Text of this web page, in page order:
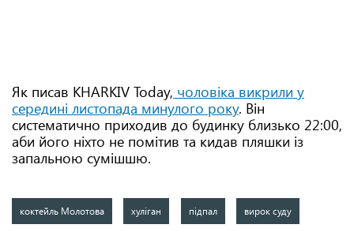
Як писав KHARKIV Today, чоловіка викрили у
середині листопада минулого року. Він
систематично приходив до будинку близько 22:00,
аби його ніхто не помітив та кидав пляшки із
запальною сумішшю.
коктейль Молотова хуліган підпал вирок суду